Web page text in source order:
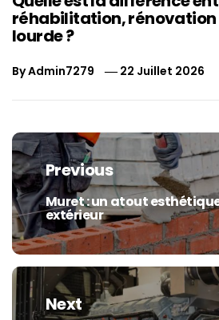
réhabilitation,
lourde ?
ByAdmin7279 22 Juillet 2026
Navigation
de
l’article
Previous
Previous
post:
Muret : un atout
extérieur
Next